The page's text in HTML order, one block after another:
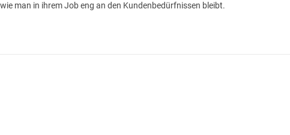
man in ihrem Job eng an den Kundenbedürfnissen bleibt.